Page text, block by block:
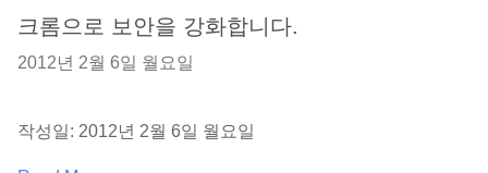
크롬으로 보안을 강화합니다.
2012년 2월 6일 월요일
작성일: 2012년 2월 6일 월요일